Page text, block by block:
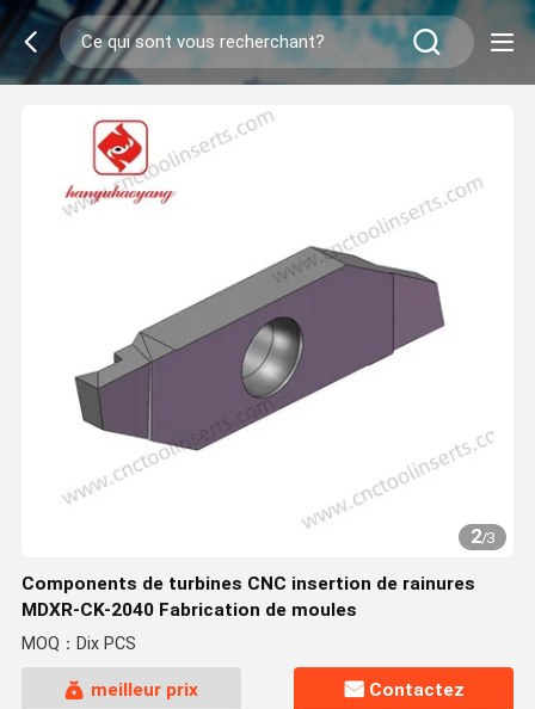
2/3
Components de turbines CNC insertion de rainures
MDXR-CK-2040 Fabrication de moules
MOQ：Dix PCS
meilleur prix Contactez